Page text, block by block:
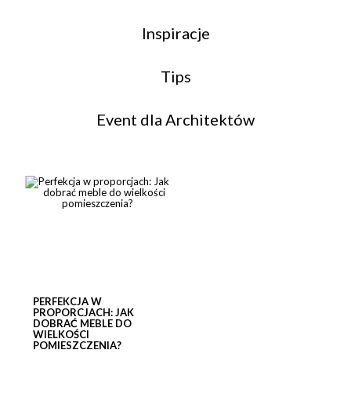
Inspiracje
Tips
Event dla Architektów
PERFEKCJA W
PROPORCJACH: JAK
DOBRAĆ MEBLE DO
WIELKOŚCI
POMIESZCZENIA?